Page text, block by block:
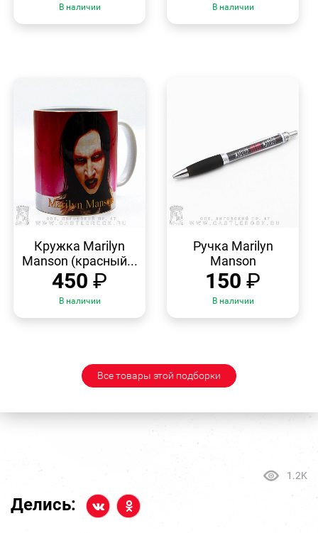
В наличии В наличии
ПРОСМОТР
Кружка Marilyn
Manson (красный...
450 ₽
В наличии
ПРОСМОТР
Ручка Marilyn
Manson
150 ₽
В наличии
Все товары этой подборки
1.2K
Делись: